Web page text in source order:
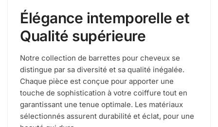
Élégance intemporelle et
Qualité supérieure
Notre collection de barrettes pour cheveux se
distingue par sa diversité et sa qualité inégalée.
Chaque pièce est conçue pour apporter une
touche de sophistication à votre coiffure tout en
garantissant une tenue optimale. Les matériaux
sélectionnés assurent durabilité et éclat, pour une